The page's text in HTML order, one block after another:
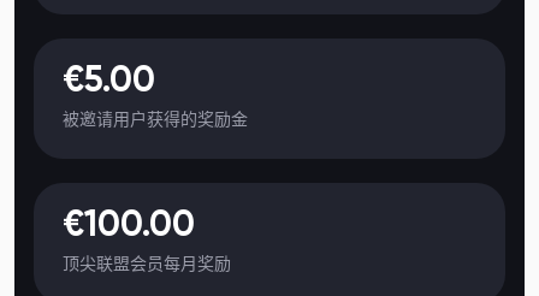
€5.00
被邀请用户获得的奖励金
€100.00
顶尖联盟会员每月奖励